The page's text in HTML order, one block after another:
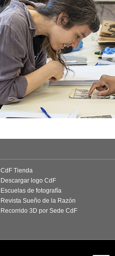
CdF Tienda
Descargar logo CdF
Escuelas de fotografía
Revista Sueño de la Razón
Recorrido 3D por Sede CdF